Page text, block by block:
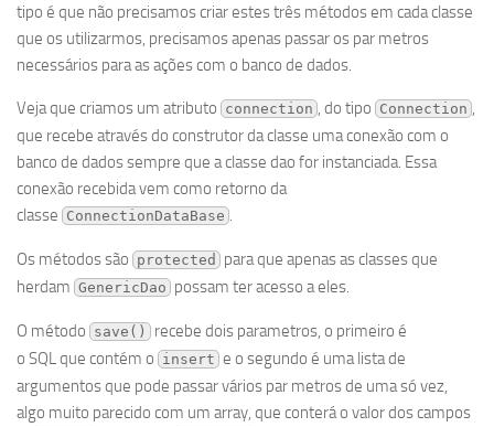
tipo é que não precisamos criar estes três métodos em cada classe
que os utilizarmos, precisamos apenas passar os par metros
necessários para as ações com o banco de dados.
Veja que criamos um atributo connection , do tipo Connection
que recebe através do construtor da classe uma conexão com o
banco de dados sempre que a classe dao for instanciada. Essa
conexão recebida vem como retorno da
classe ConnectionDataBase
Os métodos são protected
para que apenas as classes que
herdam GenericDao possam ter acesso a eles.
O método save()
recebe dois parametros, o primeiro é
o SQL que contém o insert e o segundo é uma lista de
argumentos que pode passar vários par metros de uma só vez,
algo muito parecido com um array, que conterá o valor dos campos